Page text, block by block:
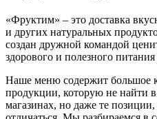
«Фруктим» – это доставка
и других натуральных
создан дружной командой
здорового и полезного
Наше меню содержит большое
продукции, которую не найти
магазинах, но даже те